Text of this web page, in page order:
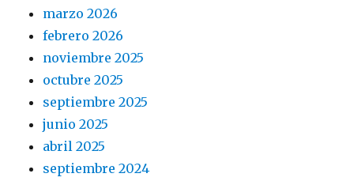
marzo 2026
febrero 2026
noviembre 2025
octubre 2025
septiembre 2025
junio 2025
abril 2025
septiembre 2024